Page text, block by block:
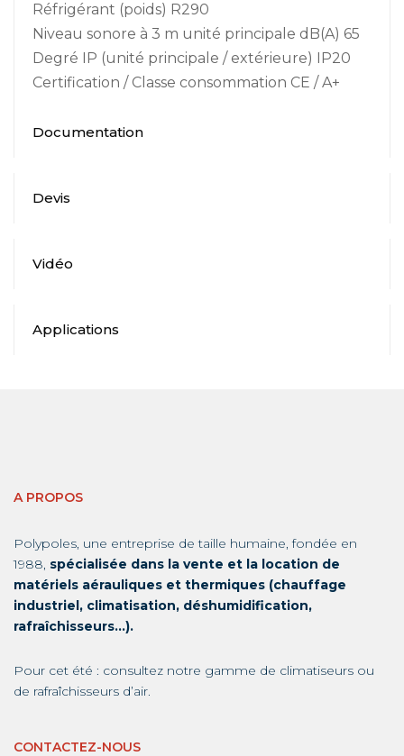
Réfrigérant (poids) R290
Niveau sonore à 3 m unité principale dB(A) 65
Degré IP (unité principale / extérieure) IP20
Certification / Classe consommation CE / A+
Documentation
Devis
Vidéo
Applications
A PROPOS
Polypoles, une entreprise de taille humaine, fondée en
1988, spécialisée dans la vente et la location de
matériels aérauliques et thermiques (chauffage
industriel, climatisation, déshumidification,
rafraîchisseurs…).
Pour cet été : consultez notre gamme de climatiseurs ou
de rafraîchisseurs d’air.
CONTACTEZ-NOUS